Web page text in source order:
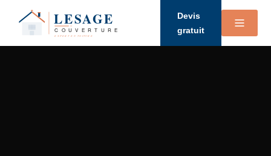
Devis
gratuit